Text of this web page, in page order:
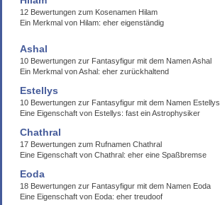
12 Bewertungen zum Kosenamen Hilam
Ein Merkmal von Hilam: eher eigenständig
Ashal
10 Bewertungen zur Fantasyfigur mit dem Namen Ashal
Ein Merkmal von Ashal: eher zurückhaltend
Estellys
10 Bewertungen zur Fantasyfigur mit dem Namen Estellys
Eine Eigenschaft von Estellys: fast ein Astrophysiker
Chathral
17 Bewertungen zum Rufnamen Chathral
Eine Eigenschaft von Chathral: eher eine Spaßbremse
Eoda
18 Bewertungen zur Fantasyfigur mit dem Namen Eoda
Eine Eigenschaft von Eoda: eher treudoof